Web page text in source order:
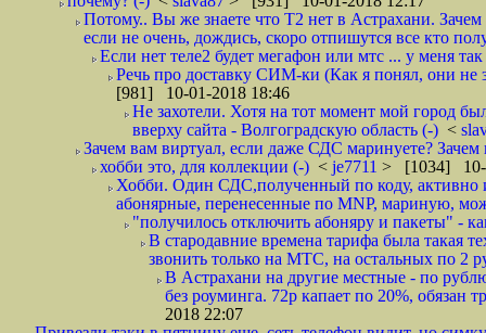
Потому.. Вы же знаете что Т2 нет в Астрахани.
если не очень, дождись, скоро отпишутся все кто
Если нет теле2 будет мегафон или мтс ... у меня
Речь про доставку СИМ-ки (Как я понял, они не
[981] 10-01-2018 18:46
Не захотели. Хотя на тот момент мой город
вверху сайта - Волгоградскую область (-) <
Зачем вам виртуал, если даже СДС маринуете?
хобби это, для коллекции (-) < je7711 > [1034] 10-
Хобби. Один СДС,полученный по коду, активно
абонярные, перенесенные по MNP, мариную,
"получилось отключить абоняру и пакеты" -
В стародавние времена тарифа была такая
звонить только на МТС, на остальных по 2
В Астрахани на другие местные - по
без роуминга. 72р капает по 20%, обязан
2018 22:07